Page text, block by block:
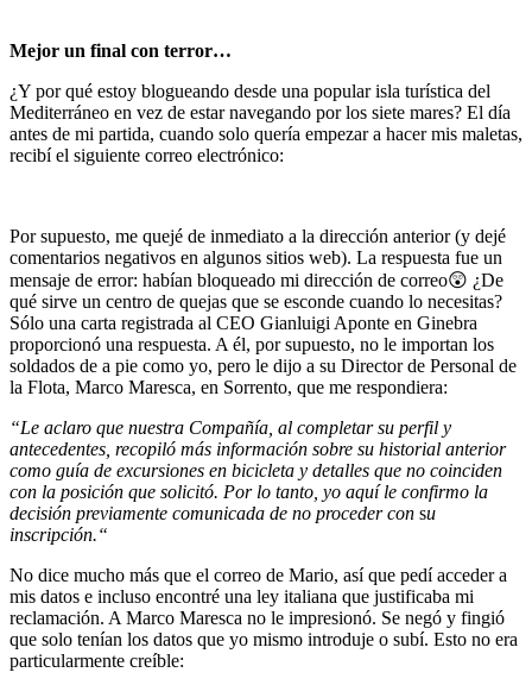
Mejor un final con terror…
¿Y por qué estoy blogueando desde una popular isla turística del
Mediterráneo en vez de estar navegando por los siete mares? El día
antes de mi partida, cuando solo quería empezar a hacer mis maletas,
recibí el siguiente correo electrónico:
Por supuesto, me quejé de inmediato a la dirección anterior (y dejé
comentarios negativos en algunos sitios web). La respuesta fue un
mensaje de error: habían bloqueado mi dirección de correo😲 ¿De
qué sirve un centro de quejas que se esconde cuando lo necesitas?
Sólo una carta registrada al CEO Gianluigi Aponte en Ginebra
proporcionó una respuesta. A él, por supuesto, no le importan los
soldados de a pie como yo, pero le dijo a su Director de Personal de
la Flota, Marco Maresca, en Sorrento, que me respondiera:
“Le aclaro que nuestra Compañía, al completar su perfil y
antecedentes, recopiló más información sobre su historial anterior
como guía de excursiones en bicicleta y detalles que no coinciden
con la posición que solicitó. Por lo tanto, yo aquí le confirmo la
decisión previamente comunicada de no proceder con su
inscripción.“
No dice mucho más que el correo de Mario, así que pedí acceder a
mis datos e incluso encontré una ley italiana que justificaba mi
reclamación. A Marco Maresca no le impresionó. Se negó y fingió
que solo tenían los datos que yo mismo introduje o subí. Esto no era
particularmente creíble: